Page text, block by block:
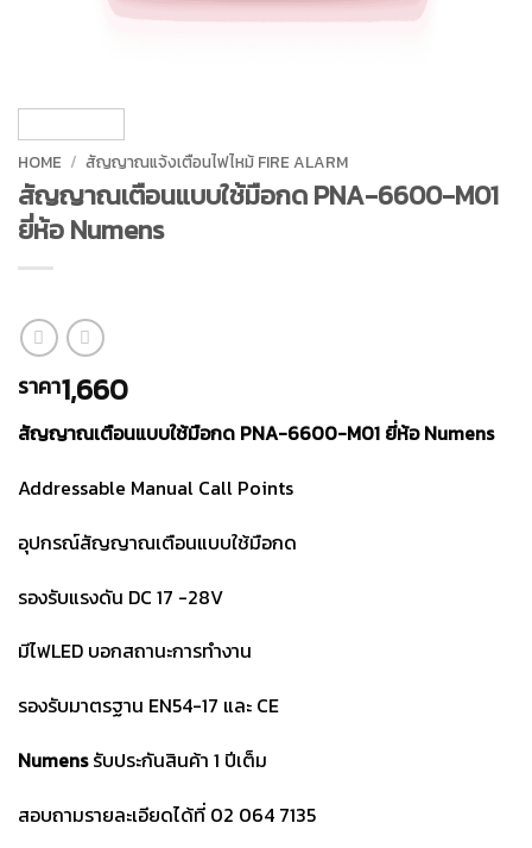
HOME / สัญญาณแจ้งเตือนไฟไหม้ FIRE ALARM
สัญญาณเตือนแบบใช้มือกด PNA-6600-M01
ยี่ห้อ Numens
ราคา1,660
สัญญาณเตือนแบบใช้มือกด PNA-6600-M01 ยี่ห้อ Numens
Addressable Manual Call Points
อุปกรณ์สัญญาณเตือนแบบใช้มือกด
รองรับแรงดัน DC 17 -28V
มีไฟLED บอกสถานะการทำงาน
รองรับมาตรฐาน EN54-17 และ CE
Numensรับประกันสินค้า 1 ปีเต็ม
สอบถามรายละเอียดได้ที่ 02 064 7135